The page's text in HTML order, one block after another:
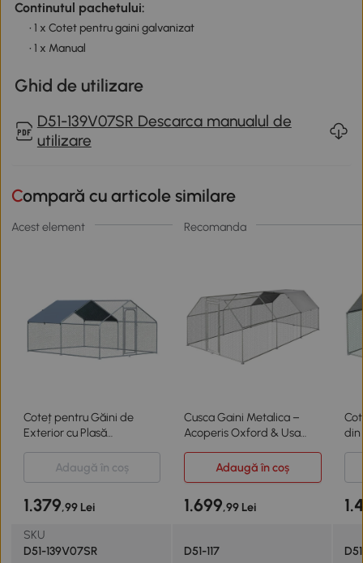
Continutul pachetului:
• 1 x Cotet pentru gaini galvanizat
• 1 x Manual
Ghid de utilizare
D51-139V07SR Descarca manualul de
utilizare
Compară cu articole similare
Acest element Recomanda
Coteț pentru Găini de
Exterior cu Plasă
Cusca Gaini Metalica –
Acoperis Oxford & Usa
din
Adaugă în coș Adaugă în coș
1.379,99 Lei 1.699,99 Lei
SKU
D51-139V07SR
D51-117